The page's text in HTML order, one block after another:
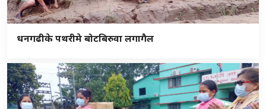
धनगढीके पथरीमे बोटबिरुवा लगागैल